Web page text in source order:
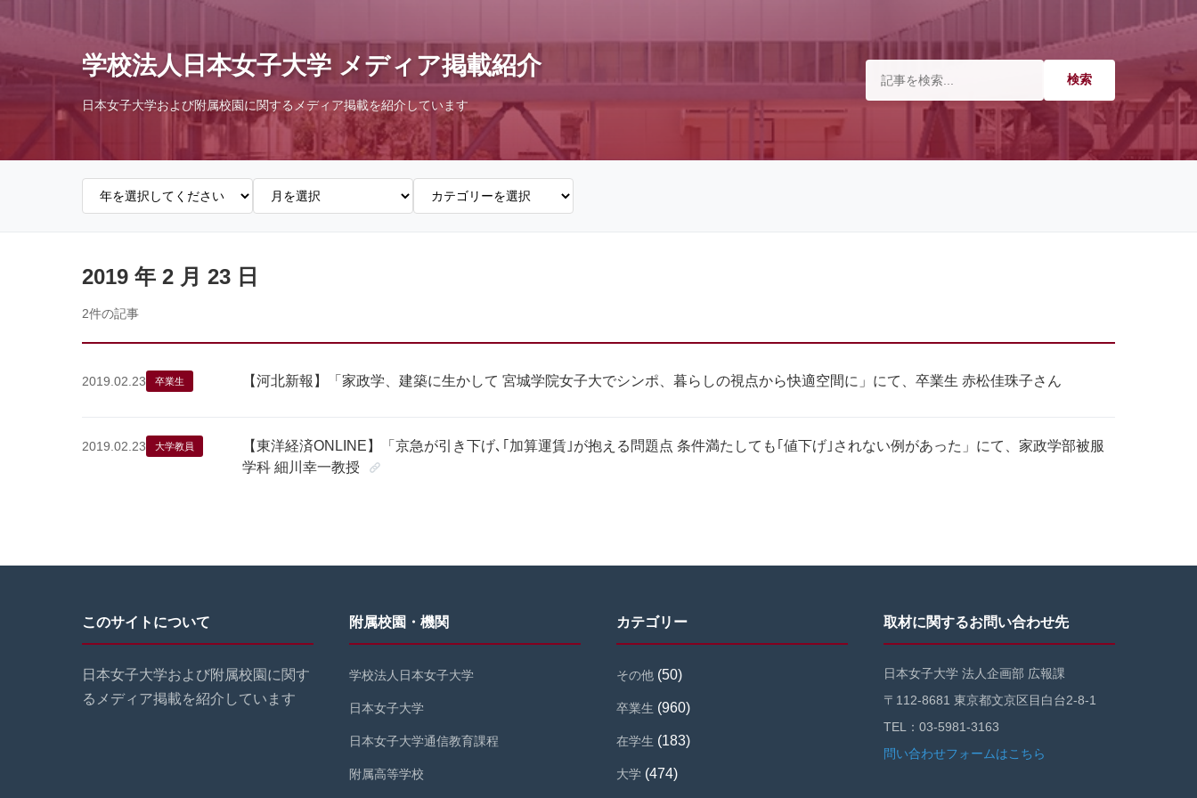
学校法人日本女子大学 メディア掲載紹介
日本女子大学および附属校園に関するメディア掲載を紹介しています
2019 年 2 月 23 日
2件の記事
2019.02.23 卒業生 【河北新報】「家政学、建築に生かして 宮城学院女子大でシンポ、暮らしの視点から快適空間に」にて、卒業生 赤松佳珠子さん
2019.02.23 大学教員
【東洋経済ONLINE】「京急が引き下げ､｢加算運賃｣が抱える問題点 条件満たしても｢値下げ｣されない例があった」にて、家政学部被服
学科 細川幸一教授
このサイトについて
日本女子大学および附属校園に関す
るメディア掲載を紹介しています
附属校園・機関
学校法人日本女子大学
日本女子大学
日本女子大学通信教育課程
附属高等学校
カテゴリー
その他 (50)
卒業生 (960)
在学生 (183)
大学 (474)
取材に関するお問い合わせ先
日本女子大学 法人企画部 広報課
〒112-8681 東京都文京区目白台2-8-1
TEL：03-5981-3163
問い合わせフォームはこちら